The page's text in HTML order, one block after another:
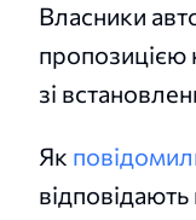
Власники
пропозицією
зі
Як